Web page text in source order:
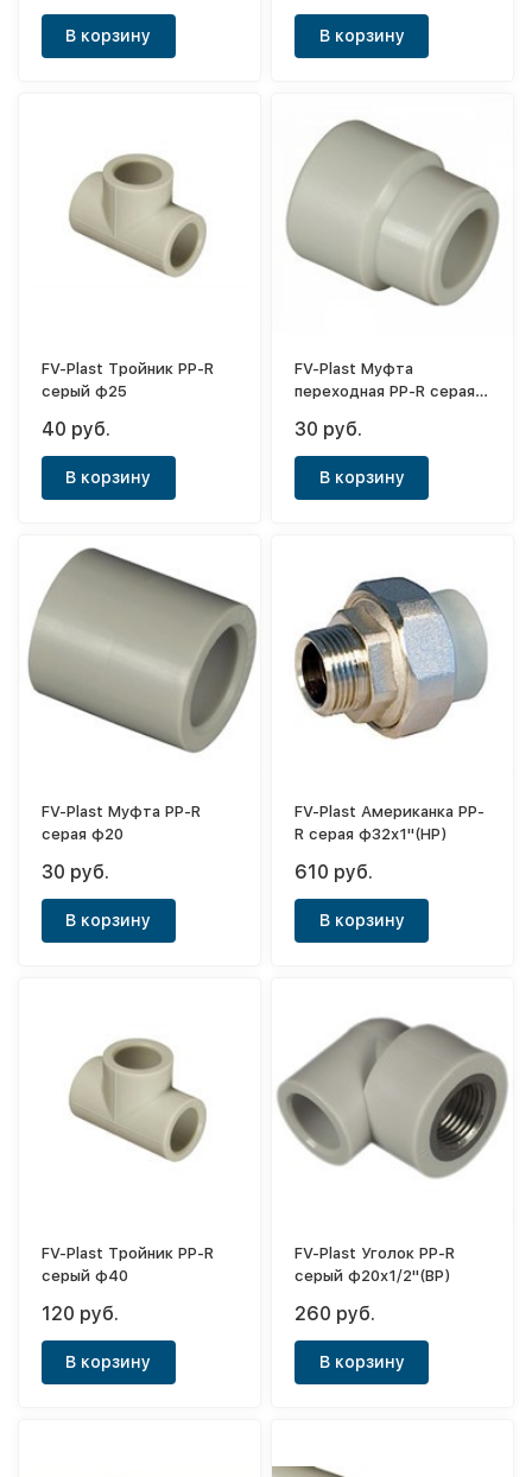
В корзину В корзину
FV-Plast Тройник PP-R
серый ф25
40 руб.
В корзину
FV-Plast Муфта
переходная PP-R серая
30 руб.
В корзину
FV-Plast Муфта PP-R
серая ф20
30 руб.
В корзину
FV-Plast Американка PP-
R серая ф32х1"(НР)
610 руб.
В корзину
FV-Plast Тройник PP-R
серый ф40
120 руб.
В корзину
FV-Plast Уголок PP-R
серый ф20х1/2"(ВР)
260 руб.
В корзину